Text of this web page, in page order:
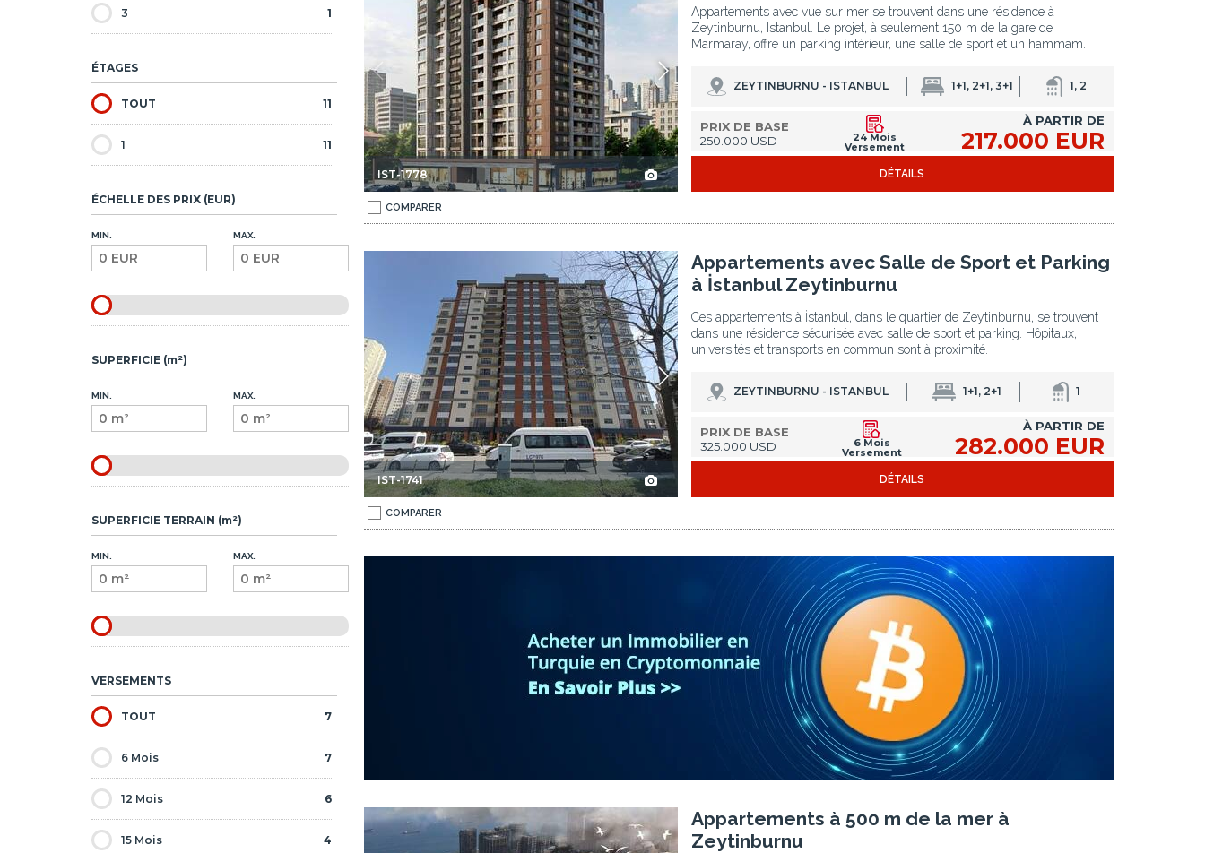
3 1
ÉTAGES
TOUT 11
1 11
ÉCHELLE DES PRIX (EUR)
MIN. MAX.
SUPERFICIE (m²)
MIN. MAX.
SUPERFICIE TERRAIN (m²)
MIN. MAX.
VERSEMENTS
TOUT 7
6 Mois 7
12 Mois 6
15 Mois 4
IST-1778
Appartements avec vue sur mer se trouvent dans une résidence à
Zeytinburnu, Istanbul. Le projet, à seulement 150 m de la gare de
Marmaray, offre un parking intérieur, une salle de sport et un hammam.
ZEYTINBURNU - ISTANBUL 1+1, 2+1, 3+1 1, 2
PRIX DE BASE
250.000 USD
24 Mois
Versement
À PARTIR DE
217.000 EUR
DÉTAILS
COMPARER
À İstanbul Zeytinburnu 1Appartements Avec Salle De Sport Et Parking À İstanbul Zeytinburnu 2Appartements Avec Salle De Sport Et Parking À İstanbul Zeytinburnu 3
IST-1741
Appartements avec Salle de Sport et Parking
à İstanbul Zeytinburnu
Ces appartements à İstanbul, dans le quartier de Zeytinburnu, se trouvent
dans une résidence sécurisée avec salle de sport et parking. Hôpitaux,
universités et transports en commun sont à proximité.
ZEYTINBURNU - ISTANBUL 1+1, 2+1 1
PRIX DE BASE
325.000 USD
6 Mois
Versement
À PARTIR DE
282.000 EUR
DÉTAILS
COMPARER
Appartements À 500 M De La Mer À Zeytinburnu 3
Appartements à 500 m de la mer à
Zeytinburnu